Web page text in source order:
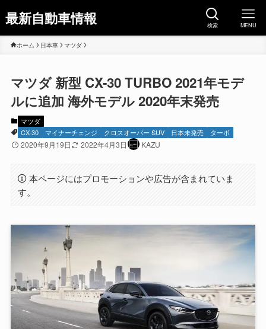
最新自動車情報 検索 MENU
ホーム 日本車 マツダ
マツダ 新型 CX-30 TURBO 2021年モデ
ルに追加 海外モデル 2020年末発売
マツダ
CX-30
マイナーチェンジ クロスオーバー SUV 日本未発売 ターボ
2020年9月19日 2022年4月3日 KAZU
本ページにはプロモーションや広告が含まれていま
す。